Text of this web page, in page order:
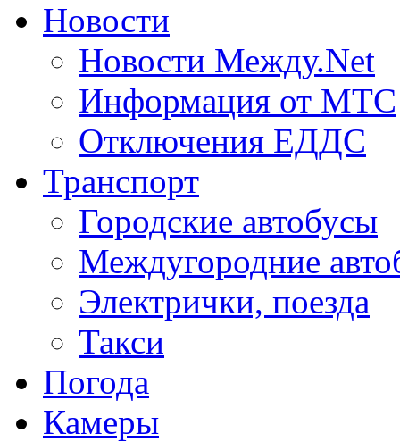
Новости
Новости Между.Net
Информация от МТС
Отключения ЕДДС
Транспорт
Городские автобусы
Междугородние
Электрички, поезда
Такси
Погода
Камеры